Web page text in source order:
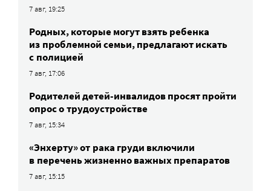
7 авг, 19:25
Родных, которые могут взять ребенка
из проблемной семьи, предлагают искать
с полицией
7 авг, 17:06
Родителей детей-инвалидов просят пройти
опрос о трудоустройстве
7 авг, 15:34
«Энхерту» от рака груди включили
в перечень жизненно важных препаратов
7 авг, 15:15